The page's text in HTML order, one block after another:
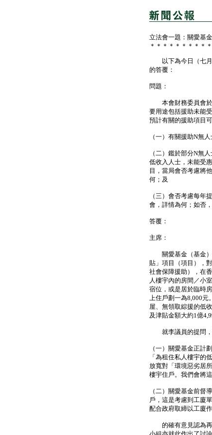
立法會一題：關愛基
＊＊＊＊＊＊＊＊＊
以下為今日（七月
的答覆：
問題：
本會財務委員會於
要用途包括援助未能
預計有關的援助項目
（一）有關援助N無
（二）鑑於部分N無
低收入人士，未能受
目，當局會否考慮將
何；及
（三）會否考慮每年
會，詳情為何；如否
答覆：
主席：
關愛基金（基金）
貼」項目（項目），
社會保障援助），在
人樓宇內的房間／小
宿位，或是居於臨時
上住戶劃一為8,000元
屋、無領取綜援的低
及津貼金額大約1億
就李議員的提問，
（一）關愛基金正計
「為租住私人樓宇的
放寬對「環境惡劣居
樓宇住戶。我們會將
（二）關愛基金前督
戶，這是考慮到工廈
配合政府取締以工廈
的確有意見認為再